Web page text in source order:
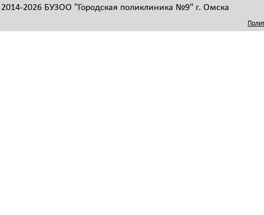
2026 БУЗОО "Городская поликлиника №9" г. Омска